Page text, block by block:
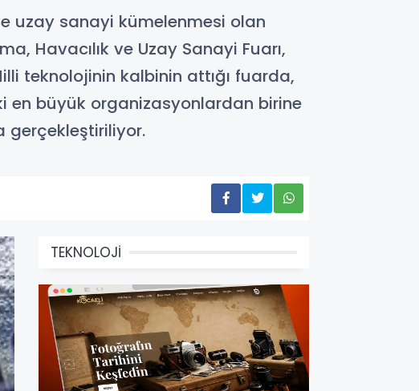
uzay sanayi kümelenmesi olan
Havacılık ve Uzay Sanayi Fuarı,
teknolojinin kalbinin attığı fuarda,
en büyük organizasyonlardan birine
gerçekleştiriliyor.
TEKNOLOJİ